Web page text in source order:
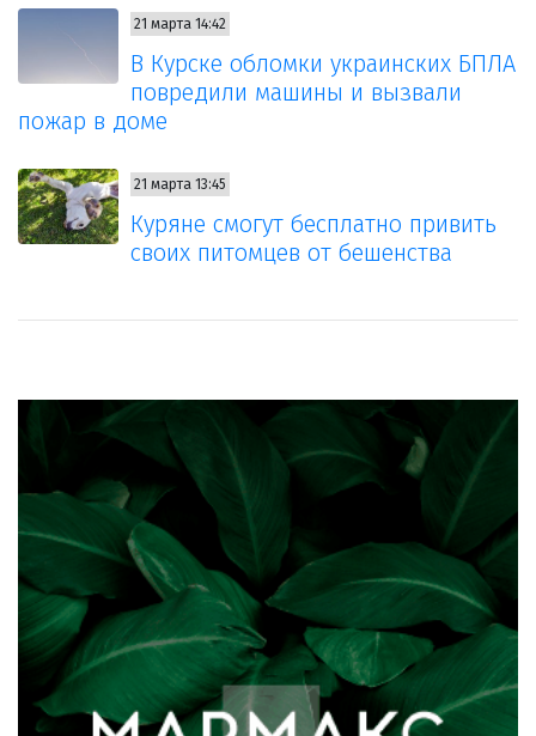
21 марта 14:42
В Курске обломки украинских БПЛА
повредили машины и вызвали
пожар в доме
21 марта 13:45
Куряне смогут бесплатно привить
своих питомцев от бешенства